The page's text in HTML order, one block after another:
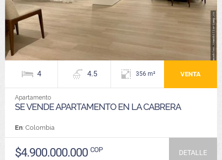
4 4.5 356 m² VENTA
Apartamento
SE VENDE APARTAMENTO EN LA CABRERA
En: Colombia
$4.900.000.000 COP DETALLE